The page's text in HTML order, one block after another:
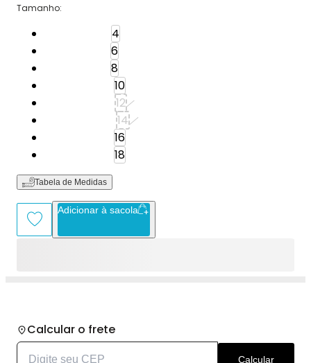
Tamanho:
4
6
8
10
12
14
16
18
Tabela de Medidas
Adicionar à sacola
Calcular o frete
Calcular